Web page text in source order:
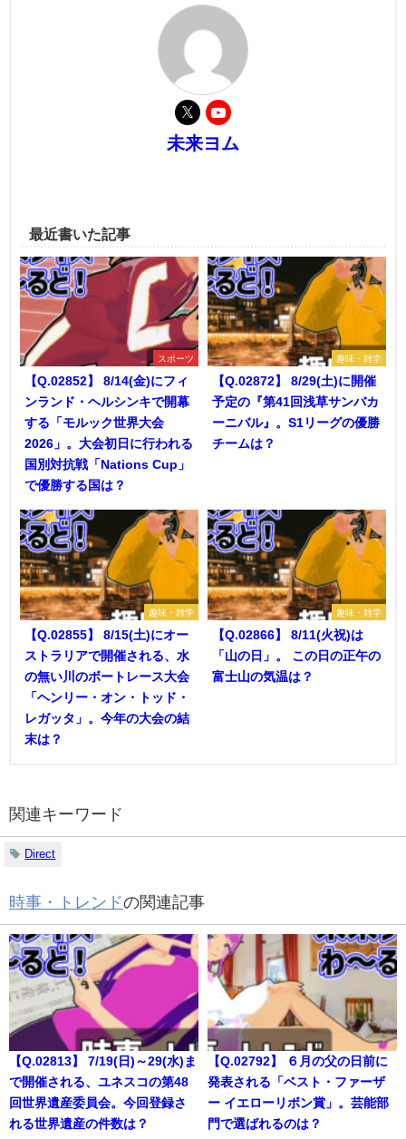
未来ヨム
最近書いた記事
スポーツ
【Q.02852】 8/14(金)にフィ
ンランド・ヘルシンキで開幕
する「モルック世界大会
2026」。大会初日に行われる
国別対抗戦「Nations Cup」
で優勝する国は？
趣味・雑学
【Q.02872】 8/29(土)に開催
予定の『第41回浅草サンバカ
ーニバル』。S1リーグの優勝
チームは？
趣味・雑学
【Q.02855】 8/15(土)にオー
ストラリアで開催される、水
の無い川のボートレース大会
「ヘンリー・オン・トッド・
レガッタ」。今年の大会の結
末は？
趣味・雑学
【Q.02866】 8/11(火祝)は
「山の日」。 この日の正午の
富士山の気温は？
関連キーワード
Direct
時事・トレンドの関連記事
【Q.02813】 7/19(日)～29(水)ま
で開催される、ユネスコの第48
回世界遺産委員会。今回登録さ
れる世界遺産の件数は？
【Q.02792】 ６月の父の日前に
発表される「ベスト・ファーザ
ー イエローリボン賞」。芸能部
門で選ばれるのは？